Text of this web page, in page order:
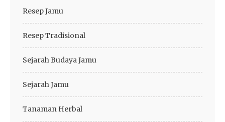
Resep Jamu
Resep Tradisional
Sejarah Budaya Jamu
Sejarah Jamu
Tanaman Herbal